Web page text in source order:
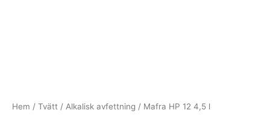
Hem / Tvätt / Alkalisk avfettning / Mafra HP 12 4,5 l